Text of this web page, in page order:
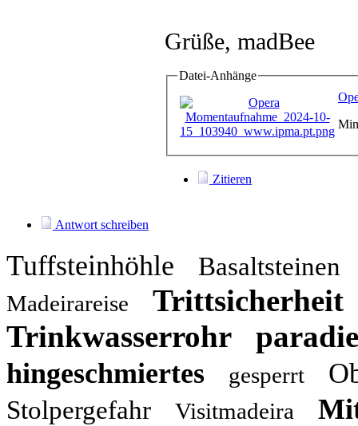
Grüße, madBee
Datei-Anhänge
Zitieren
Antwort schreiben
Tuffsteinhöhle Basaltsteinen
Madeirareise
Trittsicherheit
Trinkwasserrohr
hingeschmiertes gesperrt
Stolpergefahr Visitmadeira